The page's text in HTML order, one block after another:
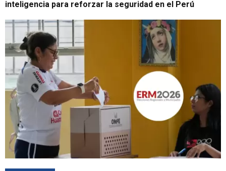
inteligencia para reforzar la seguridad en el Perú